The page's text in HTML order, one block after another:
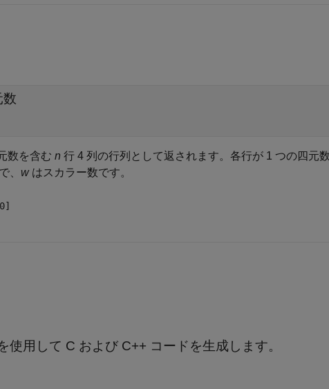
数を含む n 行 4 列の行列として返されます。各行が 1 つの四元数
、 w はスカラー数です。
用して C および C++ コードを生成します。